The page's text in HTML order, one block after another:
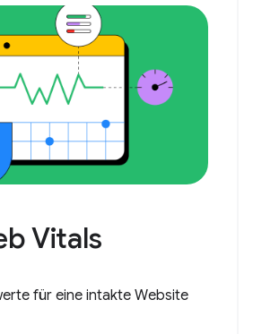
Vitals
für eine intakte Website